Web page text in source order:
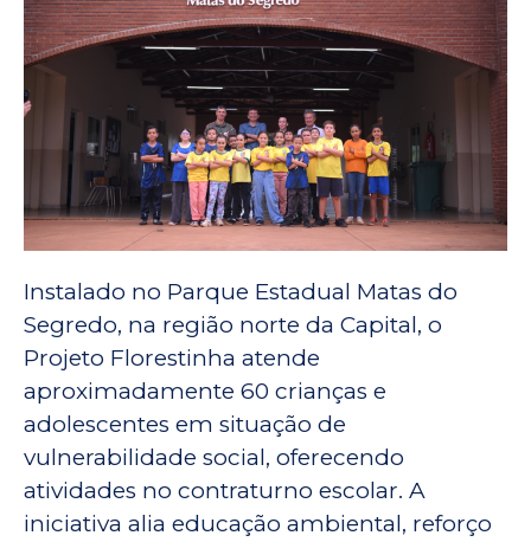
Instalado no Parque Estadual Matas do
Segredo, na região norte da Capital, o
Projeto Florestinha atende
aproximadamente 60 crianças e
adolescentes em situação de
vulnerabilidade social, oferecendo
atividades no contraturno escolar. A
iniciativa alia educação ambiental, reforço